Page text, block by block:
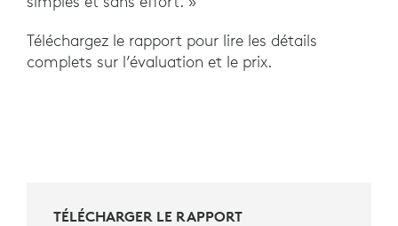
Téléchargez le rapport pour lire les détails
complets sur l’évaluation et le prix.
TÉLÉCHARGER LE RAPPORT